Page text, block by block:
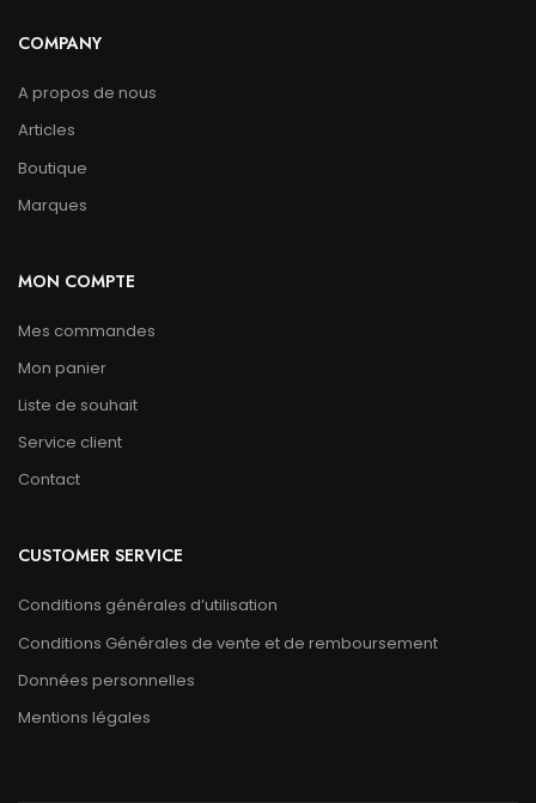
COMPANY
A propos de nous
Articles
Boutique
Marques
MON COMPTE
Mes commandes
Mon panier
Liste de souhait
Service client
Contact
CUSTOMER SERVICE
Conditions générales d’utilisation
Conditions Générales de vente et de remboursement
Données personnelles
Mentions légales